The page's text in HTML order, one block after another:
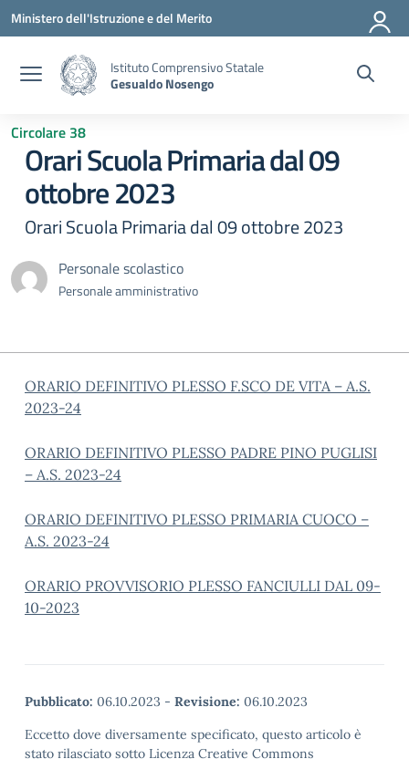
Vai ai contenuti
Vai al menu di navigazione
Vai al footer
Ministero dell'Istruzione e del Merito
Istituto Comprensivo Statale
Gesualdo Nosengo
Circolare 38
Orari Scuola Primaria dal 09
ottobre 2023
Orari Scuola Primaria dal 09 ottobre 2023
Personale scolastico
Personale amministrativo
ORARIO DEFINITIVO PLESSO F.SCO DE VITA – A.S.
2023-24
ORARIO DEFINITIVO PLESSO PADRE PINO PUGLISI
– A.S. 2023-24
ORARIO DEFINITIVO PLESSO PRIMARIA CUOCO –
A.S. 2023-24
ORARIO PROVVISORIO PLESSO FANCIULLI DAL 09-
10-2023
Pubblicato: 06.10.2023 - Revisione: 06.10.2023
Eccetto dove diversamente specificato, questo articolo è
stato rilasciato sotto Licenza Creative Commons